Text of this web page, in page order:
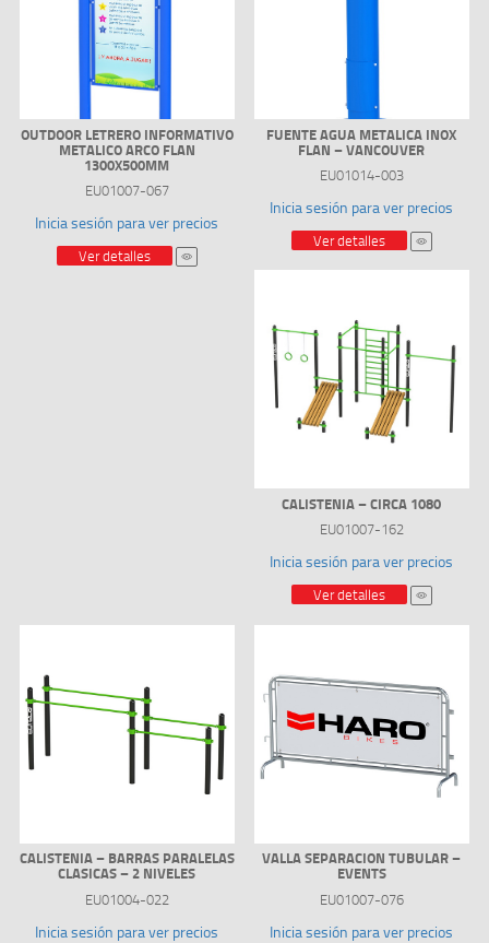
OUTDOOR LETRERO INFORMATIVO
METALICO ARCO FLAN
1300X500MM
EU01007-067
Inicia sesión para ver precios
Ver detalles
FUENTE AGUA METALICA INOX
FLAN – VANCOUVER
EU01014-003
Inicia sesión para ver precios
Ver detalles
CALISTENIA – CIRCA 1080
EU01007-162
Inicia sesión para ver precios
Ver detalles
CALISTENIA – BARRAS PARALELAS
CLASICAS – 2 NIVELES
EU01004-022
Inicia sesión para ver precios
VALLA SEPARACION TUBULAR –
EVENTS
EU01007-076
Inicia sesión para ver precios